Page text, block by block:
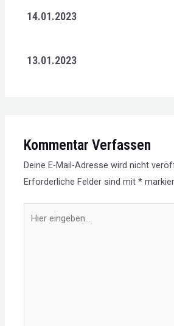
14.01.2023
13.01.2023
Kommentar Verfassen
Deine E-Mail-Adresse wird nicht
Erforderliche Felder sind mit*